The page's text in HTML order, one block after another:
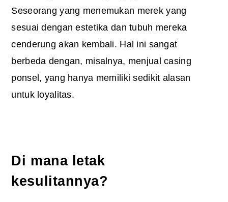
Seseorang yang menemukan merek yang
sesuai dengan estetika dan tubuh mereka
cenderung akan kembali. Hal ini sangat
berbeda dengan, misalnya, menjual casing
ponsel, yang hanya memiliki sedikit alasan
untuk loyalitas.
Di mana letak
kesulitannya?